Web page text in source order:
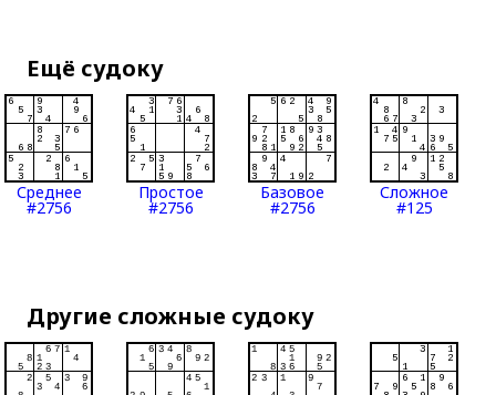
Ещё судоку
Среднее
#2756
Простое
#2756
Базовое
#2756
Сложное
#125
Другие сложные судоку